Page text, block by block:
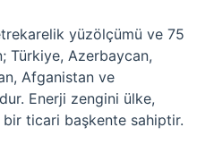
yüzölçümü ve 75
Türkiye, Azerbaycan,
Afganistan ve
Enerji zengini ülke,
ticari başkente sahiptir.